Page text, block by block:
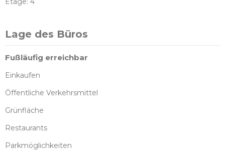
Lage des Büros
Fußläufig erreichbar
Einkaufen
Öffentliche Verkehrsmittel
Grünfläche
Restaurants
Parkmöglichkeiten